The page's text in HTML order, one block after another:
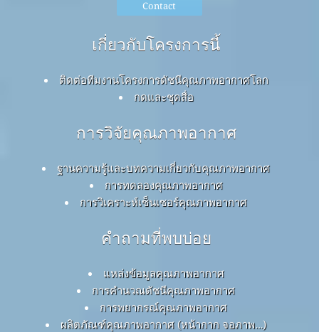
Contact
เกี่ยวกับโครงการนี้
ติดต่อทีมงานโครงการดัชนีคุณภาพอากาศโลก
กดและชุดสื่อ
การวิจัยคุณภาพอากาศ
ฐานความรู้และบทความเกี่ยวกับคุณภาพอากาศ
การทดลองคุณภาพอากาศ
การวิเคราะห์เซ็นเซอร์คุณภาพอากาศ
คำถามที่พบบ่อย
แหล่งข้อมูลคุณภาพอากาศ
การคำนวณดัชนีคุณภาพอากาศ
การพยากรณ์คุณภาพอากาศ
ผลิตภัณฑ์คุณภาพอากาศ (หน้ากาก จอภาพ…)